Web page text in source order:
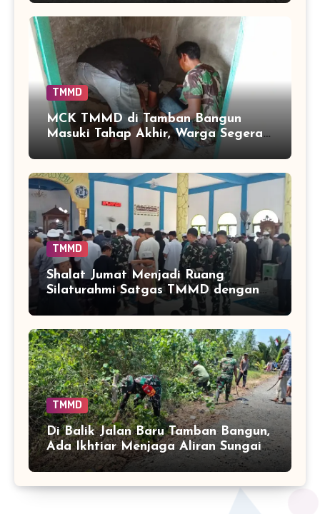
TMMD
MCK TMMD di Tamban Bangun
Masuki Tahap Akhir, Warga Segera
Nikmati Fasilitas Sanitasi yang
Lebih Layak
TMMD
Shalat Jumat Menjadi Ruang
Silaturahmi Satgas TMMD dengan
Warga Tamban Bangun
TMMD
Di Balik Jalan Baru Tamban Bangun,
Ada Ikhtiar Menjaga Aliran Sungai
Tetap Hidup